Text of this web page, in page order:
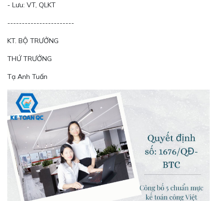
- Lưu: VT, QLKT
-----------------------
KT. BỘ TRƯỞNG
THỨ TRƯỞNG
Tạ Anh Tuấn